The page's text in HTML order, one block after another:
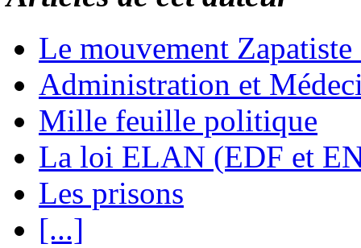
Le mouvement
Administration et
Mille feuille politique
La loi ELAN (EDF et
Les prisons
[...]